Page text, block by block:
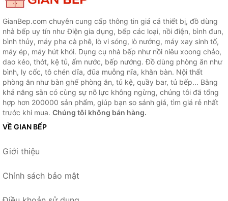
GianBep.com chuyên cung cấp thông tin giá cả thiết bị, đồ dùng
nhà bếp uy tín như Điện gia dụng, bếp các loại, nồi điện, bình đun,
bình thủy, máy pha cà phê, lò vi sóng, lò nướng, máy xay sinh tố,
máy ép, máy hút khói. Dụng cụ nhà bếp như nồi niêu xoong chảo,
dao kéo, thớt, kệ tủ, ấm nước, bếp nướng. Đồ dùng phòng ăn như
bình, ly cốc, tô chén dĩa, đũa muỗng nĩa, khăn bàn. Nội thất
phòng ăn như bàn ghế phòng ăn, tủ kệ, quầy bar, tủ bếp... Bằng
khả năng sẵn có cùng sự nỗ lực không ngừng, chúng tôi đã tổng
hợp hơn 200000 sản phẩm, giúp bạn so sánh giá, tìm giá rẻ nhất
trước khi mua. Chúng tôi không bán hàng.
VỀ GIAN BẾP
Giới thiệu
Chính sách bảo mật